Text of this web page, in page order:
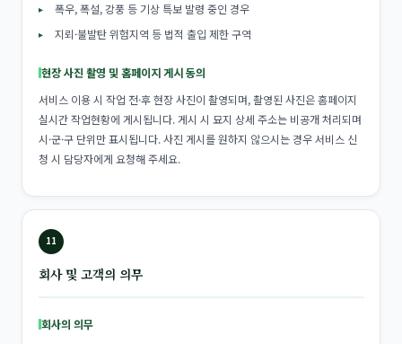
폭우, 폭설, 강풍 등 기상 특보 발령 중인 경우
지뢰·불발탄 위험지역 등 법적 출입 제한 구역
현장 사진 촬영 및 홈페이지 게시 동의
서비스 이용 시 작업 전·후 현장 사진이 촬영되며, 촬영된 사진은 홈페이지
실시간 작업현황에 게시됩니다. 게시 시 묘지 상세 주소는 비공개 처리되며
시·군·구 단위만 표시됩니다. 사진 게시를 원하지 않으시는 경우 서비스 신
청 시 담당자에게 요청해 주세요.
11
회사 및 고객의 의무
회사의 의무